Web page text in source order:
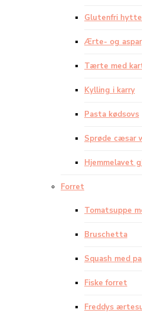
Glutenfri
Ærte- og
Tærte med
Kylling i karry
Pasta kødsovs
Sprøde cæsar
Hjemmelavet
Forret
Tomatsuppe
Bruschetta
Squash med
Fiske forret
Freddys